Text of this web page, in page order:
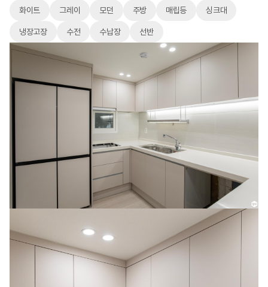
화이트 그레이 모던 주방 매립등 싱크대
냉장고장 수전 수납장 선반